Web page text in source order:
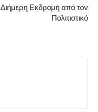
Διήμερη Εκδρομή από τον
Πολιτιστικό